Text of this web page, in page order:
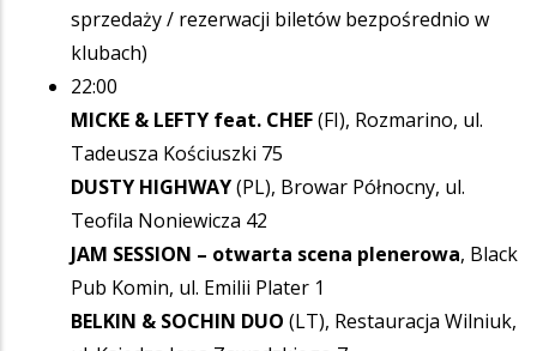
sprzedaży / rezerwacji biletów bezpośrednio w
klubach)
22:00
MICKE & LEFTY feat. CHEF(FI), Rozmarino, ul.
Tadeusza Kościuszki 75
DUSTY HIGHWAY(PL), Browar Północny, ul.
Teofila Noniewicza 42
JAM SESSION – otwarta scena plenerowa, Black
Pub Komin, ul. Emilii Plater 1
BELKIN & SOCHIN DUO (LT), Restauracja Wilniuk,